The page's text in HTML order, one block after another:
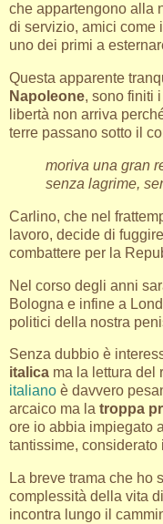
che appartengono alla
di servizio, amici come
uno dei primi a
Questa apparente
Napoleone, sono finiti
libertà non arriva
terre passano sotto il
moriva una gran
senza lagrime,
Carlino, che nel
lavoro, decide di
combattere per la
Nel corso degli anni
Bologna e infine a
politici della nostra
Senza dubbio è
italica ma la lettura del
italiano è davvero
arcaico ma la troppa
ore io abbia impiegato
tantissime, considerato
La breve trama che ho
complessità della vita
incontra lungo il